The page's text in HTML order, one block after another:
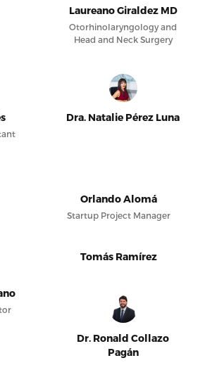
Laureano Giraldez MD
Otorhinolaryngology and
Head and Neck Surgery
Dra. Natalie Pérez Luna
Orlando Alomá
Startup Project Manager
Tomás Ramírez
Dr. Ronald Collazo
Pagán